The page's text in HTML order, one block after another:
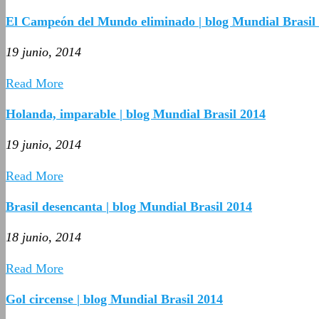
El Campeón del Mundo eliminado | blog Mundial Brasil
19 junio, 2014
Read More
Holanda, imparable | blog Mundial Brasil 2014
19 junio, 2014
Read More
Brasil desencanta | blog Mundial Brasil 2014
18 junio, 2014
Read More
Gol circense | blog Mundial Brasil 2014